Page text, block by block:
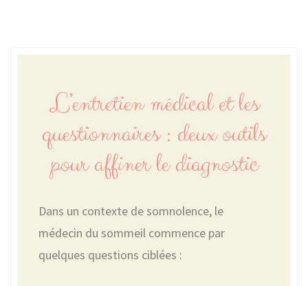
L’entretien médical et les
questionnaires : deux outils
pour affiner le diagnostic
Dans un contexte de somnolence, le
médecin du sommeil commence par
quelques questions ciblées :